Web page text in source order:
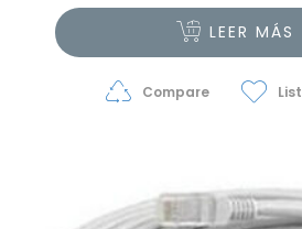
LEER MÁS
Compare